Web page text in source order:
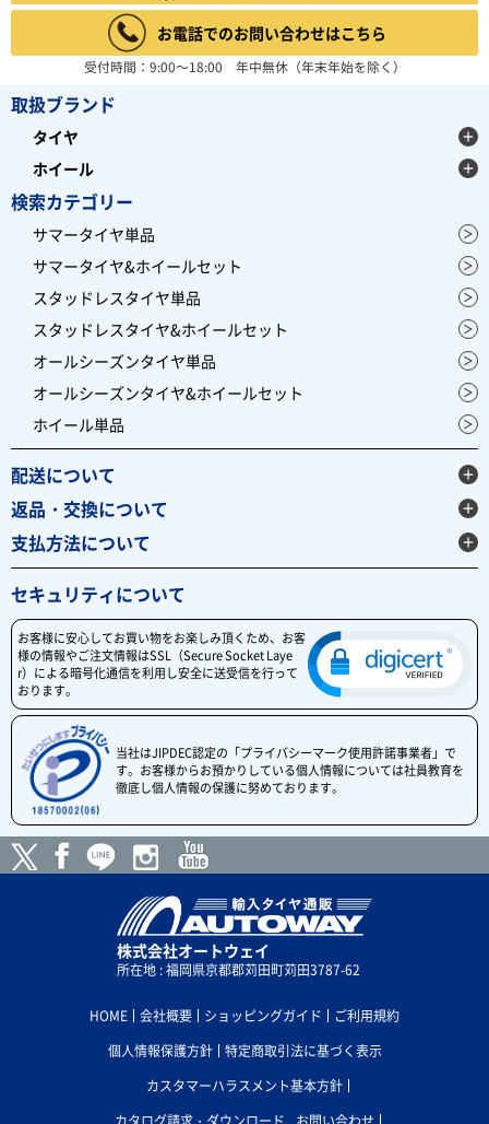
お電話でのお問い合わせはこちら
受付時間：9:00～18:00 年中無休（年末年始を除く）
取扱ブランド
タイヤ
ホイール
検索カテゴリー
サマータイヤ単品
サマータイヤ&ホイールセット
スタッドレスタイヤ単品
スタッドレスタイヤ&ホイールセット
オールシーズンタイヤ単品
オールシーズンタイヤ&ホイールセット
ホイール単品
配送について
返品・交換について
支払方法について
セキュリティについて
お客様に安心してお買い物をお楽しみ頂くため、お客
様の情報やご注文情報はSSL（Secure Socket Laye
r）による暗号化通信を利用し安全に送受信を行って
おります。
当社はJIPDEC認定の「プライバシーマーク使用許諾事業者」で
す。お客様からお預かりしている個人情報については社員教育を
徹底し個人情報の保護に努めております。
株式会社オートウェイ
所在地 : 福岡県京都郡苅田町苅田3787-62
HOME 会社概要 ショッピングガイド
ご利用規約
個人情報保護方針
特定商取引法に基づく表示
カスタマーハラスメント基本方針